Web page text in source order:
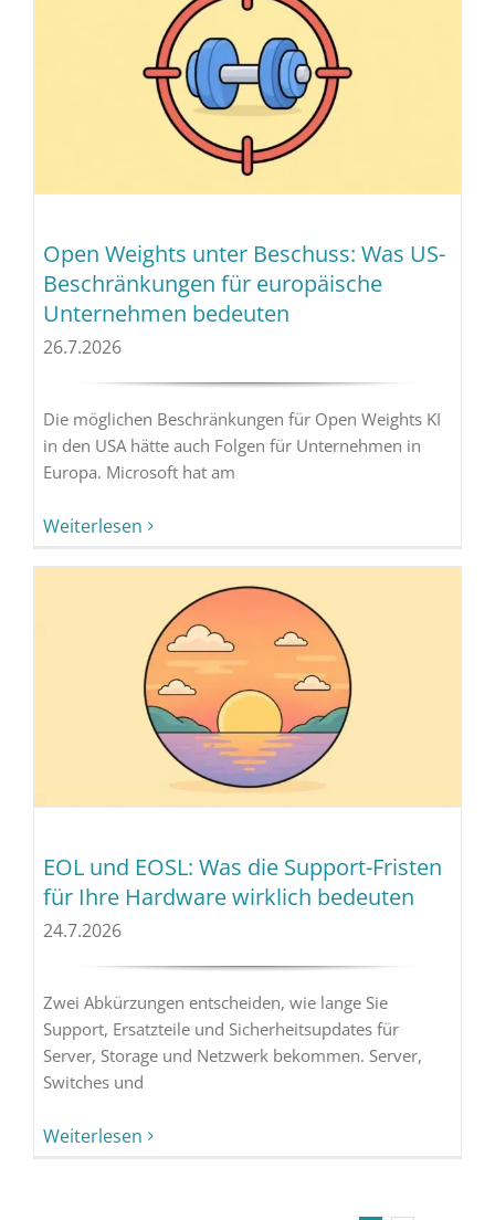
Open Weights unter Beschuss: Was US-
Beschränkungen für europäische
Unternehmen bedeuten
26.7.2026
Die möglichen Beschränkungen für Open Weights KI
in den USA hätte auch Folgen für Unternehmen in
Europa. Microsoft hat am
Weiterlesen
EOL und EOSL: Was die Support-Fristen
für Ihre Hardware wirklich bedeuten
24.7.2026
Zwei Abkürzungen entscheiden, wie lange Sie
Support, Ersatzteile und Sicherheitsupdates für
Server, Storage und Netzwerk bekommen. Server,
Switches und
Weiterlesen